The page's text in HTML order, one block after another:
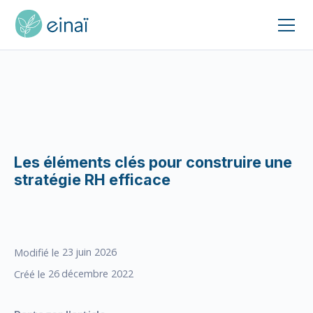
Les éléments clés pour construire une
stratégie RH efficace
Modifié le 23 juin 2026
Créé le 26 décembre 2022